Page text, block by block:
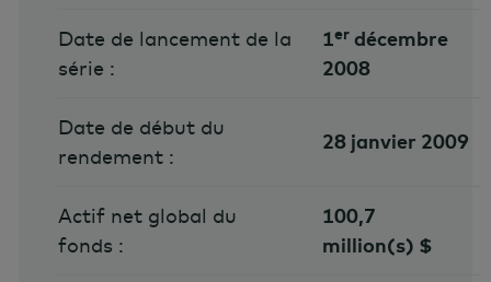
Date de lancement de la
série :
1er décembre
2008
Date de début du
rendement :
28 janvier 2009
Actif net global du
fonds :
100,7
million(s) $